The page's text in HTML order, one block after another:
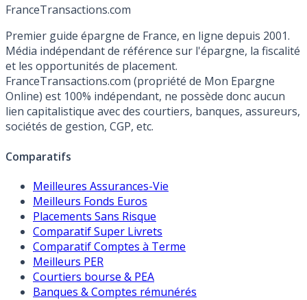
FranceTransactions.com
Premier guide épargne de France, en ligne depuis 2001.
Média indépendant de référence sur l'épargne, la fiscalité
et les opportunités de placement.
FranceTransactions.com (propriété de Mon Epargne
Online) est 100% indépendant, ne possède donc aucun
lien capitalistique avec des courtiers, banques, assureurs,
sociétés de gestion, CGP, etc.
Comparatifs
Meilleures Assurances-Vie
Meilleurs Fonds Euros
Placements Sans Risque
Comparatif Super Livrets
Comparatif Comptes à Terme
Meilleurs PER
Courtiers bourse & PEA
Banques & Comptes rémunérés